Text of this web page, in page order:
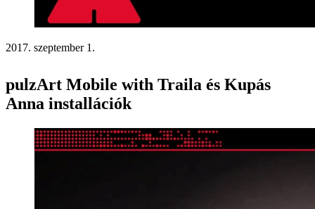
2017. szeptember 1.
pulzArt Mobile with Traila és Kupás
Anna installációk